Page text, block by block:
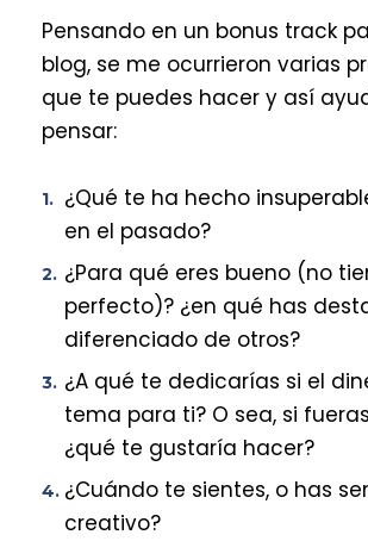
Pensando en un bonus track
blog, se me ocurrieron varias
que te puedes hacer y así
pensar:
¿Qué te ha hecho
en el pasado?
¿Para qué eres bueno (no
perfecto)? ¿en qué has
diferenciado de otros?
¿A qué te dedicarías si el
tema para ti? O sea, si
¿qué te gustaría hacer?
¿Cuándo te sientes, o has
creativo?